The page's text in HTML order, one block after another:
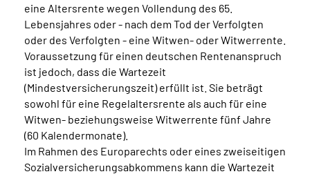
eine Altersrente wegen Vollendung des 65.
Lebensjahres oder - nach dem Tod der Verfolgten
oder des Verfolgten - eine Witwen- oder Witwerrente.
Voraussetzung für einen deutschen Rentenanspruch
ist jedoch, dass die Wartezeit
(Mindestversicherungszeit) erfüllt ist. Sie beträgt
sowohl für eine Regelaltersrente als auch für eine
Witwen- beziehungsweise Witwerrente fünf Jahre
(60 Kalendermonate).
Im Rahmen des Europarechts oder eines zweiseitigen
Sozialversicherungsabkommens kann die Wartezeit